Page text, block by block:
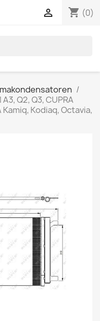
shopping_cart (0)

Q2, Q3, CUPRA
Kamiq, Kodiaq, Octavia,